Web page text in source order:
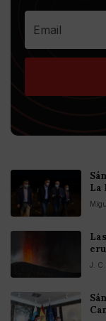
La
J.